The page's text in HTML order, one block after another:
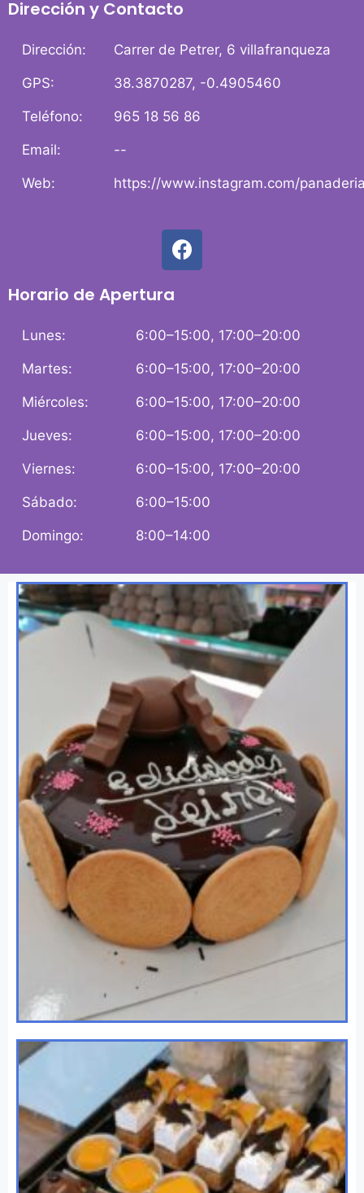
Dirección y Contacto
Dirección: Carrer de Petrer, 6 villafranqueza
GPS: 38.3870287, -0.4905460
Teléfono: 965 18 56 86
Email: --
Web: https://www.instagram.com/
Horario de Apertura
Lunes: 6:00–15:00, 17:00–20:00
Martes: 6:00–15:00, 17:00–20:00
Miércoles: 6:00–15:00, 17:00–20:00
Jueves: 6:00–15:00, 17:00–20:00
Viernes: 6:00–15:00, 17:00–20:00
Sábado: 6:00–15:00
Domingo: 8:00–14:00